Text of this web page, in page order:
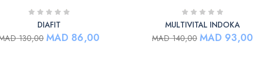
DIAFIT
130,00 MAD 86,00
MULTIVITAL INDOKA
MAD140,00 MAD 93,00